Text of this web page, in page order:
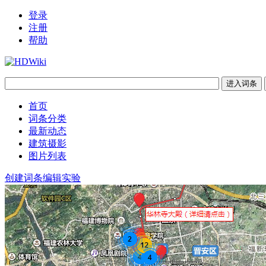
登录
注册
帮助
首页
词条分类
最新动态
建筑摄影
图片列表
创建词条编辑实验